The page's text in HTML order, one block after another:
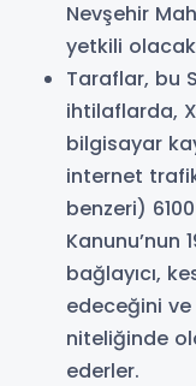
Nevşehir
yetkili
Taraflar, bu
ihtilaflarda,
bilgisayar
internet
benzeri)
Kanunu’nun
bağlayıcı,
edeceğini
niteliğinde
ederler.